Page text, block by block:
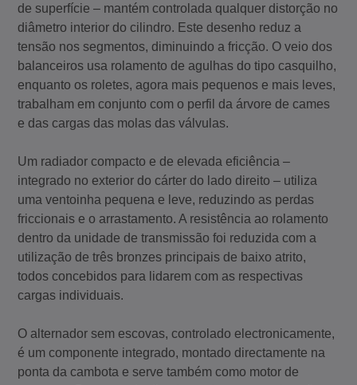
de superfície – mantém controlada qualquer distorção no
diâmetro interior do cilindro. Este desenho reduz a
tensão nos segmentos, diminuindo a fricção. O veio dos
balanceiros usa rolamento de agulhas do tipo casquilho,
enquanto os roletes, agora mais pequenos e mais leves,
trabalham em conjunto com o perfil da árvore de cames
e das cargas das molas das válvulas.
Um radiador compacto e de elevada eficiência –
integrado no exterior do cárter do lado direito – utiliza
uma ventoinha pequena e leve, reduzindo as perdas
friccionais e o arrastamento. A resistência ao rolamento
dentro da unidade de transmissão foi reduzida com a
utilização de três bronzes principais de baixo atrito,
todos concebidos para lidarem com as respectivas
cargas individuais.
O alternador sem escovas, controlado electronicamente,
é um componente integrado, montado directamente na
ponta da cambota e serve também como motor de